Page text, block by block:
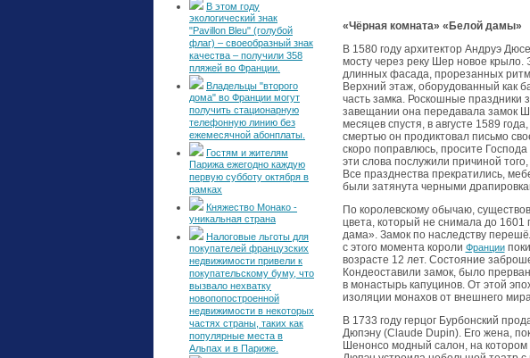
В этом году
экологический знак
"Pavillon Bleu" (голубой
флаг) – своеобразный знак
качества – получили 358
пляжей во Франции.
Владельцы "второго
дома" во Франции могут
получить стационарную
телефонную линию без
ежемесячной абонплаты.
Гостям и жителям
Парижа ежегодно каждую
первую субботу октября в
рамках
Княжество Монако -
уникальная страна
Налоговые льготы для
покупателей французских
недвижимости привели к
покупательскому буму, что
вызвало нехватку
новопопостроенной
недвижимости в некоторых
частях страны, таких как
популярные места в
Альпах и в Париже.
«Чёрная комната» «Белой дамы»
В 1580 году архитектор Андруэ
мосту через реку Шер новое крыло.
длинных фасада, прорезанных
Верхний этаж, оборудованный как
часть замка. Роскошные праздники
завещании она передавала замок
месяцев спустя, в августе 1589
смертью он продиктовал письмо
скоро поправлюсь, просите
эти слова послужили причиной
Все празднества прекратились,
были затянута черными
По королевскому обычаю,
цвета, который не снимала до 1601
дама». Замок по наследству
с этого момента короли Франции
возрасте 12 лет. Состояние
Кондеоставили замок, было
в монастырь капуцинов. От этой
изоляции монахов от внешнего
В 1733 году герцог Бурбонский
Дюпэну (Claude Dupin). Его жена,
Шенонсо модный салон, на котором